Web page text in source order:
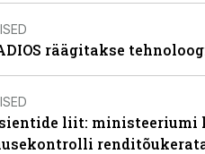
räägitakse
liit: ministeeriumi